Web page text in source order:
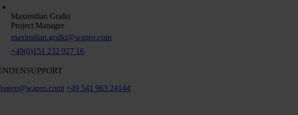
Maximilian Gralki
Project Manager
maximilian.gralki@wapro.com
+49(0)151 232 927 16
| +49 541 963 24144